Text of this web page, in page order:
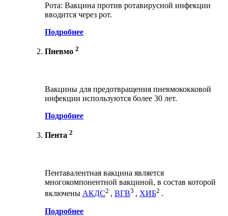
Рота: Вакцина против ротавирусной инфекции
вводится через рот.
Подробнее
Пневмо 2
Вакцины для предотвращения пневмококковой
инфекции используются более 30 лет.
Подробнее
Пента 2
Пентавалентная вакцина является
многокомпонентной вакциной, в состав которой
включены АКДС2 , ВГВ3 , ХИБ2 .
Подробнее